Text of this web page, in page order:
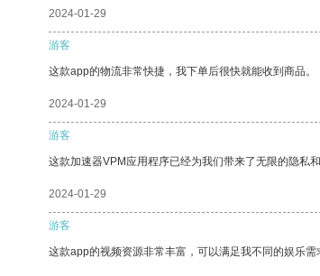
2024-01-29
游客
这款app的物流非常快捷，我下单后很快就能收到商品。
2024-01-29
游客
这款加速器VPM应用程序已经为我们带来了无限的隐私和
2024-01-29
游客
这款app的视频资源非常丰富，可以满足我不同的娱乐需